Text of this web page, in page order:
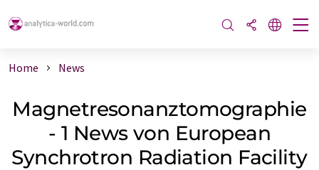
Home News
Magnetresonanztomographie
- 1 News von European
Synchrotron Radiation Facility